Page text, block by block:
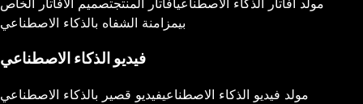
مولد أفاتار الذكاء الاصطناعيأفاتار المنتجتصميم الأفاتار الخاص
بيمزامنة الشفاه بالذكاء الاصطناعي
فيديو الذكاء الاصطناعي
مولد فيديو الذكاء الاصطناعيفيديو قصير بالذكاء الاصطناعي